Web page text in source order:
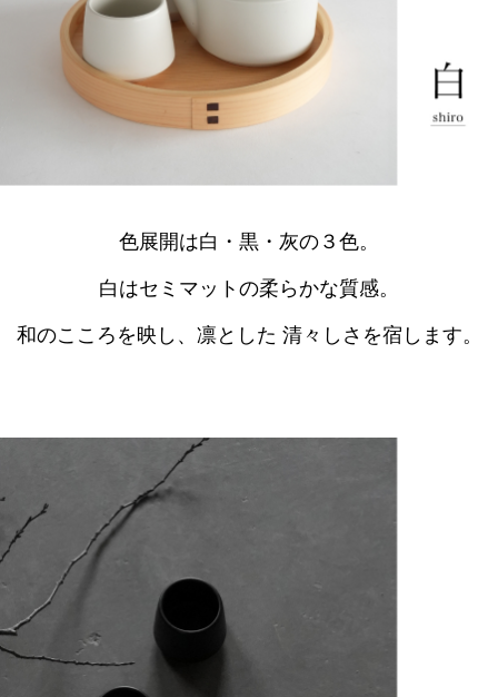
色展開は白・黒・灰の３色。
白はセミマットの柔らかな質感。
和のこころを映し、凛とした 清々しさを宿します。